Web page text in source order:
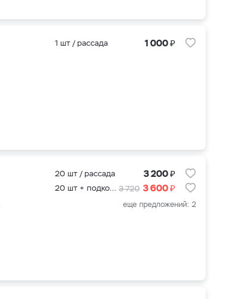
1 шт / рассада 1 000₽
20 шт / рассада 3 200₽
20 шт + подкормка для клубники 500 мл. 3 720 3 600₽
еще предложений: 2